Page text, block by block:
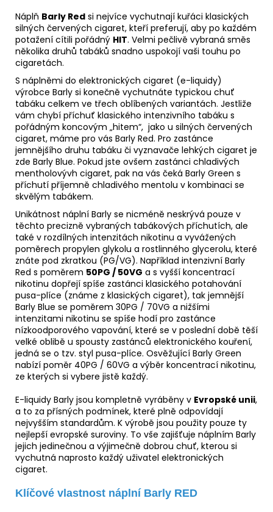
Náplň Barly Red si nejvíce vychutnají kuřáci klasických
silných červených cigaret, kteří preferují, aby po každém
potažení cítili pořádný HIT. Velmi pečlivě vybraná směs
několika druhů tabáků snadno uspokojí vaši touhu po
cigaretách.
S náplněmi do elektronických cigaret (e-liquidy)
výrobce Barly si konečně vychutnáte typickou chuť
tabáku celkem ve třech oblíbených variantách. Jestliže
vám chybí příchuť klasického intenzivního tabáku s
pořádným koncovým „hitem“, jako u silných červených
cigaret, máme pro vás Barly Red. Pro zastánce
jemnějšího druhu tabáku či vyznavače lehkých cigaret je
zde Barly Blue. Pokud jste ovšem zastánci chladivých
mentholovývh cigaret, pak na vás čeká Barly Green s
příchutí příjemně chladivého mentolu v kombinaci se
skvělým tabákem.
Unikátnost náplní Barly se nicméně neskrývá pouze v
těchto precizně vybraných tabákových příchutích, ale
také v rozdílných intenzitách nikotinu a vyvážených
poměrech propylen glykolu a rostlinného glycerolu, které
znáte pod zkratkou (PG/VG). Například intenzivní Barly
Red s poměrem 50PG / 50VG a s vyšší koncentrací
nikotinu dopřejí spíše zastánci klasického potahování
pusa-plíce (známe z klasických cigaret), tak jemnější
Barly Blue se poměrem 30PG / 70VG a nižšími
intenzitami nikotinu se spíše hodí pro zastánce
nízkoodporového vapování, které se v poslední době těší
velké oblibě u spousty zastánců elektronického kouření,
jedná se o tzv. styl pusa-plíce. Osvěžující Barly Green
nabízí poměr 40PG / 60VG a výběr koncentrací nikotinu,
ze kterých si vybere jistě každý.
E-liquidy Barly jsou kompletně vyráběny v Evropské unii,
a to za přísných podmínek, které plně odpovídají
nejvyšším standardům. K výrobě jsou použity pouze ty
nejlepší evropské suroviny. To vše zajišťuje náplním Barly
jejich jedinečnou a výjimečně dobrou chuť, kterou si
vychutná naprosto každý uživatel elektronických
cigaret.
Klíčové vlastnost náplní Barly RED